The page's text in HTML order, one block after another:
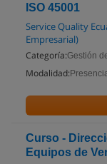
ISO 45001
Service Quality
Empresarial)
Categoría:Gestión
Modalidad:
Curso -
Equipos de